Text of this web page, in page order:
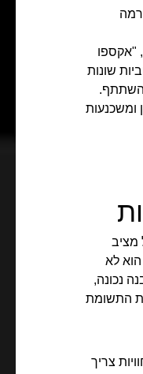
"אקספו
שונות
ומשכנעות
מציב
לא
נכונה,
התשומת
צריך